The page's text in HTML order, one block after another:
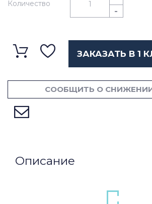
Количество
-
ЗАКАЗАТЬ В 1
СООБЩИТЬ О
Описание